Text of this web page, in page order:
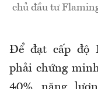
chủ đầu tư
Để đạt cấp độ
phải chứng